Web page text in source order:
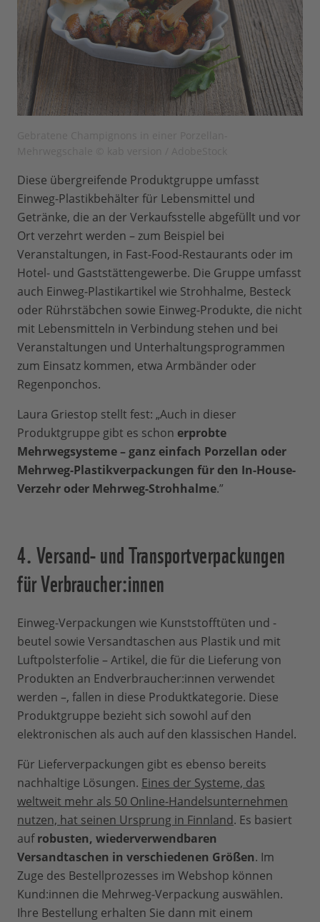
Diese übergreifende Produktgruppe umfasst
Einweg-Plastikbehälter für Lebensmittel und
Getränke, die an der Verkaufsstelle abgefüllt und vor
Ort verzehrt werden – zum Beispiel bei
Veranstaltungen, in Fast-Food-Restaurants oder im
Hotel- und Gaststättengewerbe. Die Gruppe umfasst
auch Einweg-Plastikartikel wie Strohhalme, Besteck
oder Rührstäbchen sowie Einweg-Produkte, die nicht
mit Lebensmitteln in Verbindung stehen und bei
Veranstaltungen und Unterhaltungsprogrammen
zum Einsatz kommen, etwa Armbänder oder
Regenponchos.
Laura Griestop stellt fest: „Auch in dieser
Produktgruppe gibt es schon erprobte
Mehrwegsysteme – ganz einfach Porzellan oder
Mehrweg-Plastikverpackungen für den In-House-
Verzehr oder Mehrweg-Strohhalme.”
4. Versand- und Transportverpackungen
für Verbraucher:innen
Einweg-Verpackungen wie Kunststofftüten und -
beutel sowie Versandtaschen aus Plastik und mit
Luftpolsterfolie – Artikel, die für die Lieferung von
Produkten an Endverbraucher:innen verwendet
werden –, fallen in diese Produktkategorie. Diese
Produktgruppe bezieht sich sowohl auf den
elektronischen als auch auf den klassischen Handel.
Für Lieferverpackungen gibt es ebenso bereits
nachhaltige Lösungen. Eines der Systeme, das
weltweit mehr als 50 Online-Handelsunternehmen
nutzen, hat seinen Ursprung in Finnland. Es basiert
aufrobusten, wiederverwendbaren
Versandtaschen in verschiedenen Größen. Im
Zuge des Bestellprozesses im Webshop können
Kund:innen die Mehrweg-Verpackung auswählen.
Ihre Bestellung erhalten Sie dann mit einem